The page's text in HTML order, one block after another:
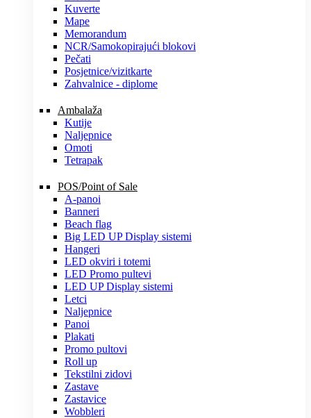
Kuverte
Mape
Memorandum
NCR/Samokopirajući blokovi
Pečati
Posjetnice/vizitkarte
Zahvalnice - diplome
Ambalaža
Kutije
Naljepnice
Omoti
Tetrapak
POS/Point of Sale
A-panoi
Banneri
Beach flag
Big LED UP Display sistemi
Hangeri
LED okviri i totemi
LED Promo pultevi
LED UP Display sistemi
Letci
Naljepnice
Panoi
Plakati
Promo pultovi
Roll up
Tekstilni zidovi
Zastave
Zastavice
Wobbleri